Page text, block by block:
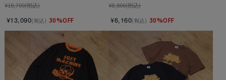
¥18,700(税込)
¥13,090(税込) 30%OFF
¥8,800(税込)
¥6,160(税込) 30%OFF